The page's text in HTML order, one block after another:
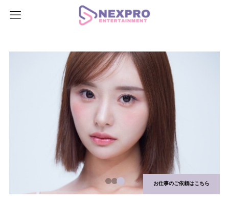
お仕事のご依頼はこちら